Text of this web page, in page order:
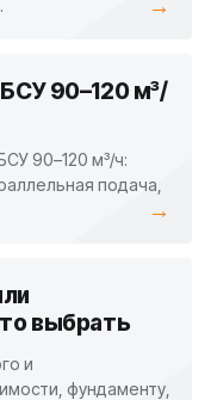
→
90–120 м³/
90–120 м³/ч:
подача,
→
выбрать
и
фундаменту,